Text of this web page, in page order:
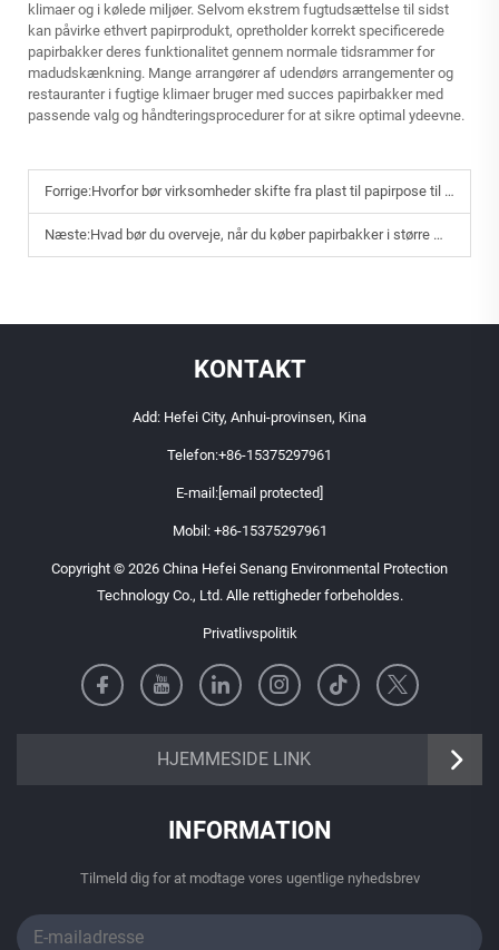
klimaer og i kølede miljøer. Selvom ekstrem fugtudsættelse til sidst
kan påvirke ethvert papirprodukt, opretholder korrekt specificerede
papirbakker deres funktionalitet gennem normale tidsrammer for
madudskænkning. Mange arrangører af udendørs arrangementer og
restauranter i fugtige klimaer bruger med succes papirbakker med
passende valg og håndteringsprocedurer for at sikre optimal ydeevne.
Forrige:Hvorfor bør virksomheder skifte fra plast til papirpose til snacks?
Næste:Hvad bør du overveje, når du køber papirbakker i større mængder?
KONTAKT
Add: Hefei City, Anhui-provinsen, Kina
Telefon:+86-15375297961
E-mail: [email protected]
Mobil: +86-15375297961
Copyright © 2026 China Hefei Senang Environmental Protection
Technology Co., Ltd. Alle rettigheder forbeholdes.
Privatlivspolitik
HJEMMESIDE LINK
https://senangbz.en.alibaba.com
INFORMATION
Tilmeld dig for at modtage vores ugentlige nyhedsbrev